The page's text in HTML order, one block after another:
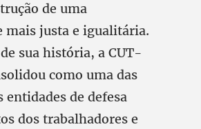
de uma
mais justa e igualitária.
sua história, a CUT-
como uma das
entidades de defesa
dos trabalhadores e